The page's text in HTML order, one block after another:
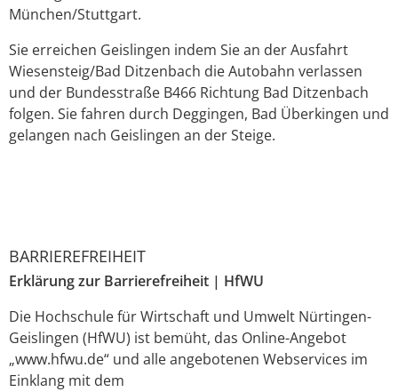
München/Stuttgart.
Sie erreichen Geislingen indem Sie an der Ausfahrt
Wiesensteig/Bad Ditzenbach die Autobahn verlassen
und der Bundesstraße B466 Richtung Bad Ditzenbach
folgen. Sie fahren durch Deggingen, Bad Überkingen und
gelangen nach Geislingen an der Steige.
BARRIEREFREIHEIT
Erklärungzur Barrierefreiheit | HfWU
Die Hochschule für Wirtschaft und Umwelt Nürtingen-
Geislingen (HfWU) ist bemüht, das Online-Angebot
„www.hfwu.de“ und alle angebotenen Webservices im
Einklang mit dem